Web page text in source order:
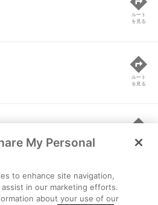
ルート
を見る
ルート
を見る
ルート
を見る
My Personal
to enhance site navigation,
in our marketing efforts.
about your use of our